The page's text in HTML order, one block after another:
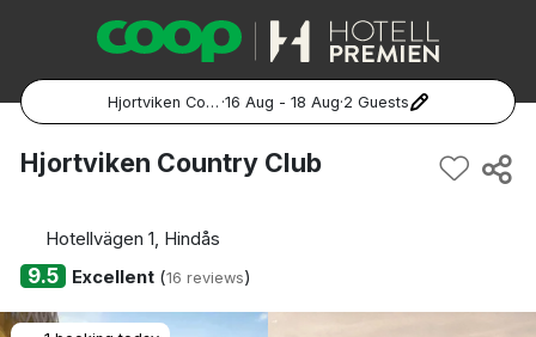
Hjortviken Country Club ·16 Aug - 18 Aug·2 Guests
Popular Destinations:
Göteborg
Hjortviken Country Club
Hotellvägen 1, Hindås
9.5 Excellent(16 reviews)